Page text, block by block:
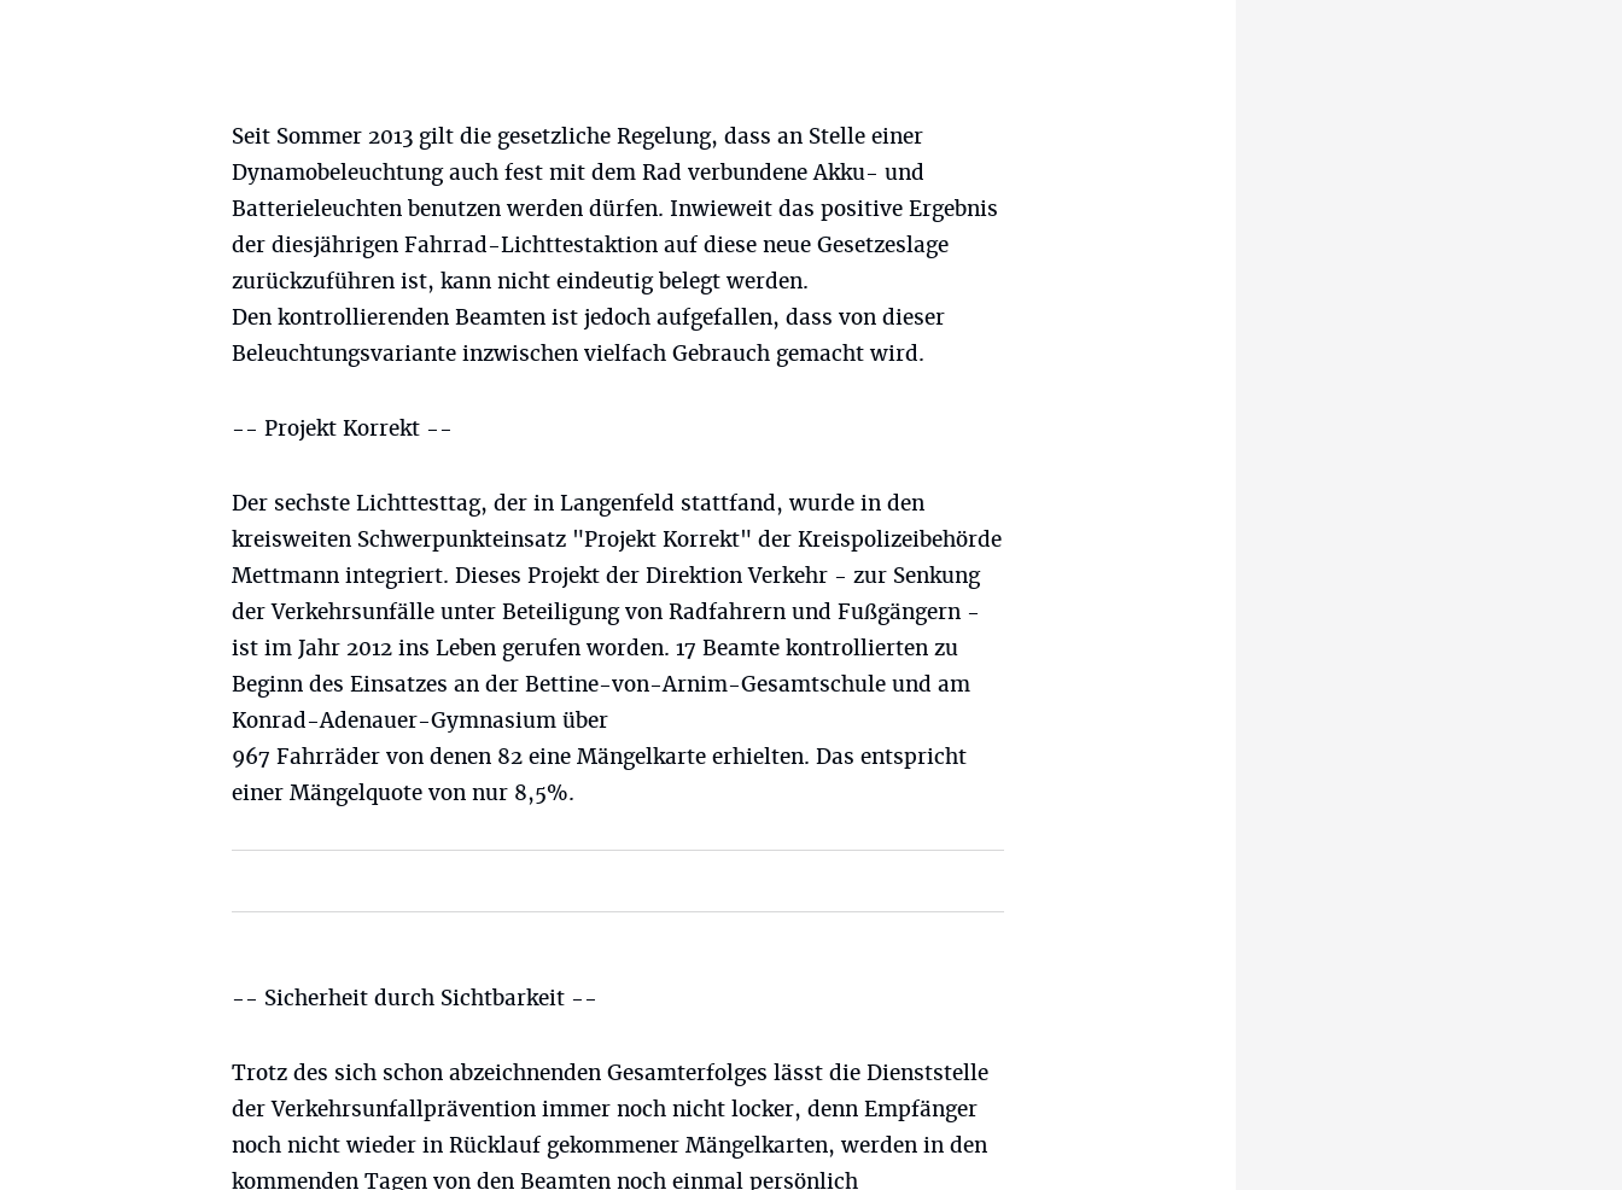
Seit Sommer 2013 gilt die gesetzliche Regelung, dass an Stelle einer
Dynamobeleuchtung auch fest mit dem Rad verbundene Akku- und
Batterieleuchten benutzen werden dürfen. Inwieweit das positive Ergebnis
der diesjährigen Fahrrad-Lichttestaktion auf diese neue Gesetzeslage
zurückzuführen ist, kann nicht eindeutig belegt werden.
Den kontrollierenden Beamten ist jedoch aufgefallen, dass von dieser
Beleuchtungsvariante inzwischen vielfach Gebrauch gemacht wird.
-- Projekt Korrekt --
Der sechste Lichttesttag, der in Langenfeld stattfand, wurde in den
kreisweiten Schwerpunkteinsatz "Projekt Korrekt" der Kreispolizeibehörde
Mettmann integriert. Dieses Projekt der Direktion Verkehr - zur Senkung
der Verkehrsunfälle unter Beteiligung von Radfahrern und Fußgängern -
ist im Jahr 2012 ins Leben gerufen worden. 17 Beamte kontrollierten zu
Beginn des Einsatzes an der Bettine-von-Arnim-Gesamtschule und am
Konrad-Adenauer-Gymnasium über
967 Fahrräder von denen 82 eine Mängelkarte erhielten. Das entspricht
einer Mängelquote von nur 8,5%.
-- Sicherheit durch Sichtbarkeit --
Trotz des sich schon abzeichnenden Gesamterfolges lässt die Dienststelle
der Verkehrsunfallprävention immer noch nicht locker, denn Empfänger
noch nicht wieder in Rücklauf gekommener Mängelkarten, werden in den
kommenden Tagen von den Beamten noch einmal persönlich